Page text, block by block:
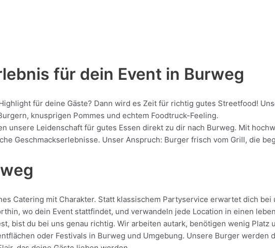
für dein Event in Burweg
für deine Gäste? Dann wird es Zeit für richtig gutes Streetfood!
knusprigen Pommes und echtem Foodtruck-Feeling.
unsere Leidenschaft für gutes Essen direkt zu dir nach Burweg. Mit
Geschmackserlebnisse. Unser Anspruch: Burger frisch vom Grill, die
Catering mit Charakter. Statt klassischem Partyservice erwartet dich
wo dein Event stattfindet, und verwandeln jede Location in einen
bist du bei uns genau richtig. Wir arbeiten autark, benötigen wenig
oder Festivals in Burweg und Umgebung. Unsere Burger